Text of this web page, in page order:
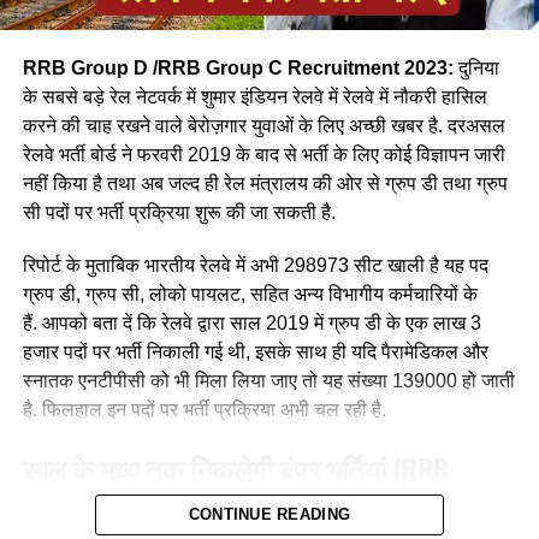
आपने अमूमन पुरुषों को ही रेल चलाते हुए देखा होगा लेकिन माथे पर लाल
बिंदी, भरी हुई मांग और हाथ में लाल चूड़ी पहने हुए महिला लोकों पायलेट
नीलम राथल रेल में सवार हजारों यात्रियों को सुरक्षित गंतव्य पहुंचाने की
रेलवे की सीनियर असिस्टेंट लोको पायलट नीलम बताती है कि जब वे
पेसीजर ट्रेन चलाती है तो कई लोग उन्हें देख कर हेरान रह जाते है कुछ
लड़कीया उन्हे देखकर काफी खुश भी होती है कि एक महिला ट्रेन चल रही
है।
RRB Group D /RRB Group C Recruitment 2023:दुनिया
के सबसे बड़े रेल नेटवर्क में शुमार इंडियन रेलवे में रेलवे में नौकरी हासिल
करने की चाह रखने वाले बेरोज़गार युवाओं के लिए अच्छी खबर है. दरअसल
रेलवे भर्ती बोर्ड ने फरवरी 2019 के बाद से भर्ती के लिए कोई विज्ञापन जारी
नहीं किया है तथा अब जल्द ही रेल मंत्रालय की ओर से ग्रुप डी तथा ग्रुप
सी पदों पर भर्ती प्रक्रिया शुरू की जा सकती है.
रिपोर्ट के मुताबिक भारतीय रेलवे में अभी 298973 सीट खाली है यह पद
ग्रुप डी, ग्रुप सी, लोको पायलट, सहित अन्य विभागीय कर्मचारियों के
हैं. आपको बता दें कि रेलवे द्वारा साल 2019 में ग्रुप डी के एक लाख 3
हजार पदों पर भर्ती निकाली गई थी, इसके साथ ही यदि पैरामेडिकल और
स्नातक एनटीपीसी को भी मिला लिया जाए तो यह संख्या 139000 हो जाती
है. फिलहाल इन पदों पर भर्ती प्रक्रिया अभी चल रही है.
Recruitment 2023)CONTINUE READING